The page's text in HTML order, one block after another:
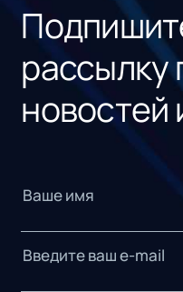
рассылку
новостей